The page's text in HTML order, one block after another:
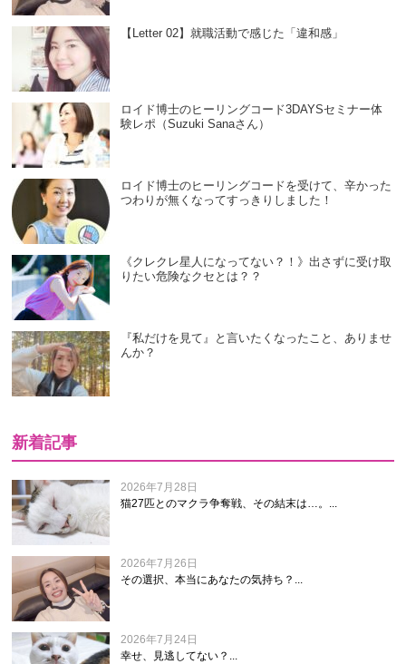
【Letter 02】就職活動で感じた「違和感」
ロイド博士のヒーリングコード3DAYSセミナー体
験レポ（Suzuki Sanaさん）
ロイド博士のヒーリングコードを受けて、辛かった
つわりが無くなってすっきりしました！
《クレクレ星人になってない？！》出さずに受け取
りたい危険なクセとは？？
『私だけを見て』と言いたくなったこと、ありませ
んか？
新着記事
2026年7月28日
猫27匹とのマクラ争奪戦、その結末は…。...
2026年7月26日
その選択、本当にあなたの気持ち？...
2026年7月24日
幸せ、見逃してない？...